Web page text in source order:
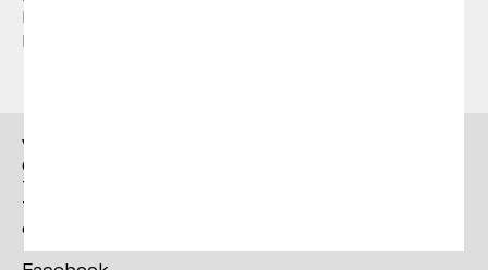
la qualitat de la pàgina web i dels Continguts
poden veure afectats.
Vergés
Ctra. Brunells s/n 17853,
Tortellà (Girona)
T. +34 972 287 277
contact@verges.design